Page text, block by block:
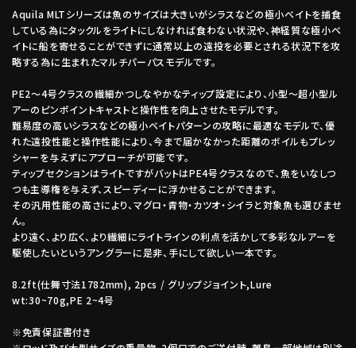
Aquila MLTシリーズは魚のサイズは大きいがシラスなどの極小ベイトを捕食
している為にタックルをライトにしなければ食わない状況や、神経質な極小ベ
イトに船を寄せることができずに通常以上の遠投を必要とされる状況下を攻
略する為に生まれたマルチパーパスモデルです。
PE2～4号クラスの繊細かつしなやかなティップ設定により、小型～超小型ル
アーのピンポイントキャストと操作性を向上させたモデルです。
難易度の高いシラスなどの極小ベイトパターンの攻略に最適なモデルで、優
れた遠投性能と操作性能により、今まで届かなかった距離のボイルもプレッ
シャーを与えずにアプローチが可能です。
ティップセクションはライトですがバットはPE4号クラスなので、魚をいなしつ
つも主導権を与えず、スピーディーに浮かせることができます。
その汎用性能の高さにより、マグロ・青物・カツオ・シイラと対象魚も選びませ
ん。
より遠く、より広く、より繊細にライトラインの利点を活かして多彩なルアーを
駆使したいというアングラーに是非、手にして欲しい一本です。
8.2ft(仕舞寸法1782mm), 2pcs / グリップジョイント,Lure
wt:30~70g,PE 2~4号
※免責保証書付き